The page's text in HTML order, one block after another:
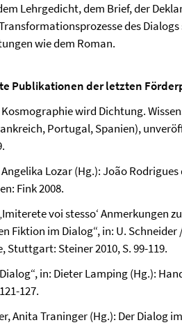
Lehrgedicht, dem Brief, der
des
wie dem Roman.
Publikationen der letzten
wird Dichtung.
Portugal, Spanien),
Lozar (Hg.): João Rodrigues
Fink 2008.
voi stesso‘ Anmerkungen
Fiktion im Dialog“, in: U. Schneider
Stuttgart: Steiner 2010, S. 99-119.
in: Dieter Lamping (Hg.):
127.
Anita Traninger (Hg.): Der Dialog